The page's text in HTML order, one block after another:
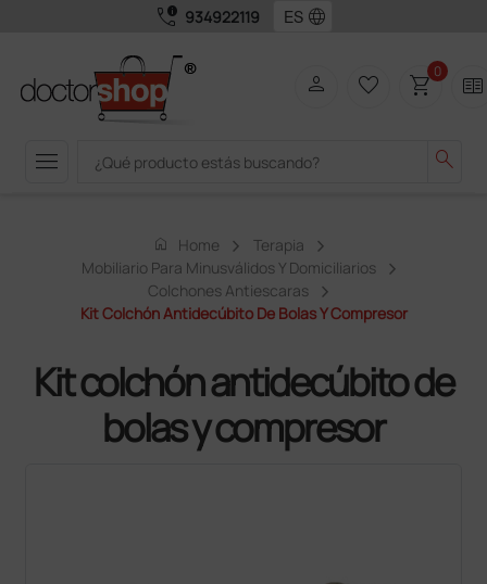
call_quality 934922119 language
menu search
person favorite_border shopping_cart0 two_pager
home Home
Terapia
Mobiliario Para Minusválidos Y Domiciliarios
Colchones Antiescaras
Kit Colchón Antidecúbito De Bolas Y Compresor
Kit colchón antidecúbito de
bolas y compresor